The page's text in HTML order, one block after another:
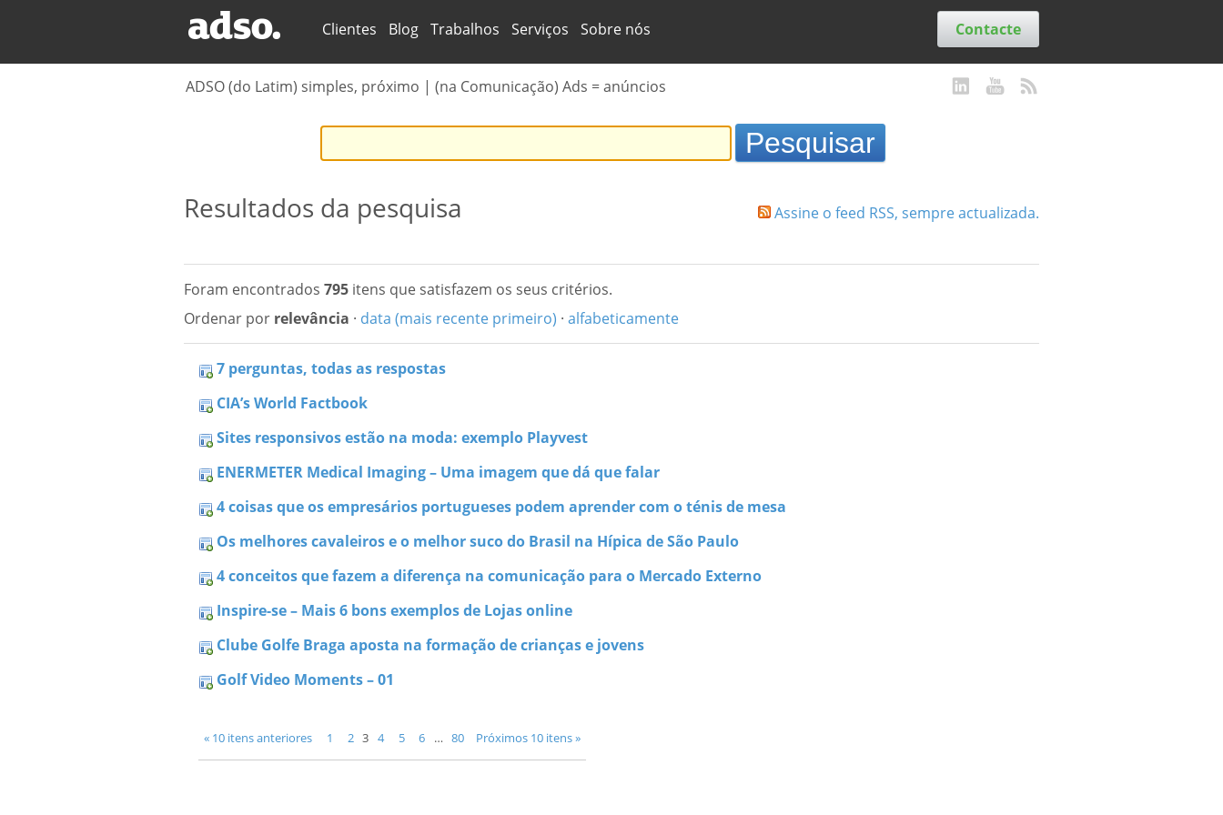
Secções
Clientes Blog Trabalhos Serviços Sobre nós
ADSO (do Latim) simples, próximo | (na Comunicação) Ads = anúncios
Contacte
Resultados da pesquisa Assine o feed RSS, sempre actualizada.
Foram encontrados 795 itens que satisfazem os seus critérios.
Ordenar por relevância · data (mais recente primeiro) · alfabeticamente
7 perguntas, todas as respostas
CIA’s World Factbook
Sites responsivos estão na moda: exemplo Playvest
ENERMETER Medical Imaging – Uma imagem que dá que falar
4 coisas que os empresários portugueses podem aprender com o ténis de mesa
Os melhores cavaleiros e o melhor suco do Brasil na Hípica de São Paulo
4 conceitos que fazem a diferença na comunicação para o Mercado Externo
Inspire-se – Mais 6 bons exemplos de Lojas online
Clube Golfe Braga aposta na formação de crianças e jovens
Golf Video Moments – 01
« 10 itens anteriores Próximos 10 itens »
1 2 3 4 5 6 … 80